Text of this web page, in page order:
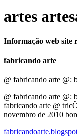
artes
Informação web site
fabricando arte
@ fabricando arte @:
@ fabricando arte @:
fabricando arte @
novembro de 2010